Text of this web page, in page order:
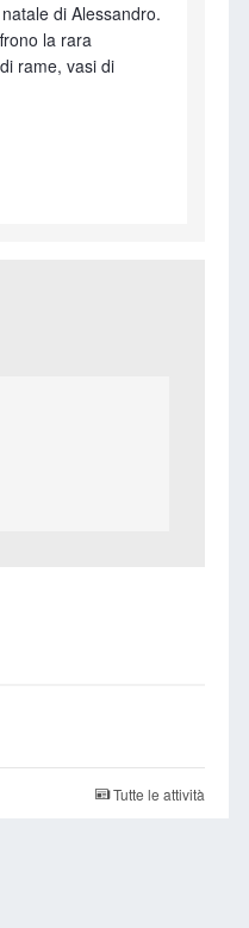
di Alessandro.
la rara
rame, vasi di
Tutte le attività